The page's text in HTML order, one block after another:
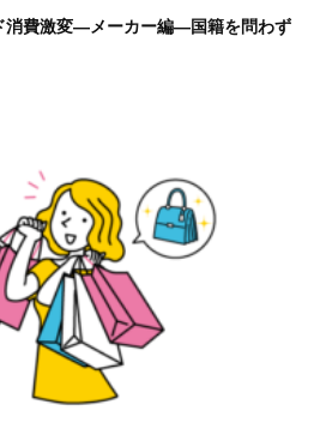
消費激変―メーカー編―国籍を問わず